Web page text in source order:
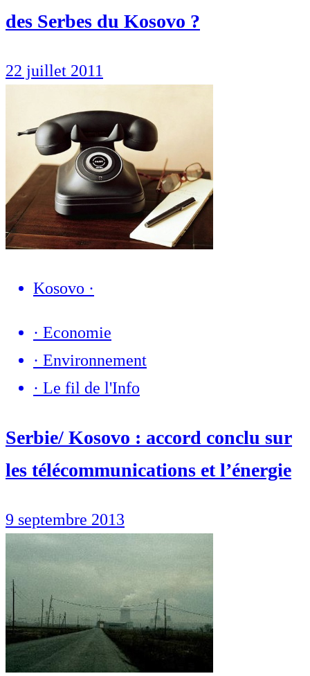
des Serbes du Kosovo ?
22 juillet 2011
Kosovo ·
· Economie
· Environnement
· Le fil de l'Info
Serbie/ Kosovo : accord conclu sur
les télécommunications et l’énergie
9 septembre 2013